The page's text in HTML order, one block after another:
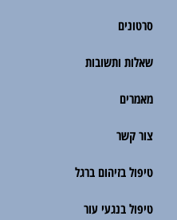
סרטונים
שאלות ותשובות
מאמרים
צור קשר
טיפול בזיהום ברגל
טיפול בנגעי עור